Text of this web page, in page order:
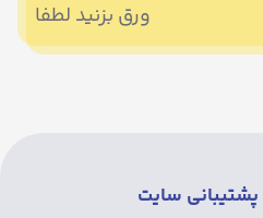
ورق بزنید لطفا
سایت